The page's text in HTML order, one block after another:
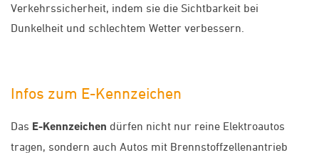
Verkehrssicherheit, indem sie die Sichtbarkeit bei
Dunkelheit und schlechtem Wetter verbessern.
Infos zum E-Kennzeichen
Das E-Kennzeichen dürfen nicht nur reine Elektroautos
tragen, sondern auch Autos mit Brennstoffzellenantrieb